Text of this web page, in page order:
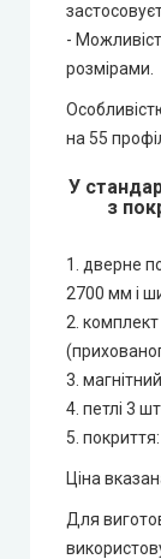
-
розмірами.
на 55
У
з
1. дверне
2700 мм і
2.
3.
4. петлі 3
5.
Ціна
Для